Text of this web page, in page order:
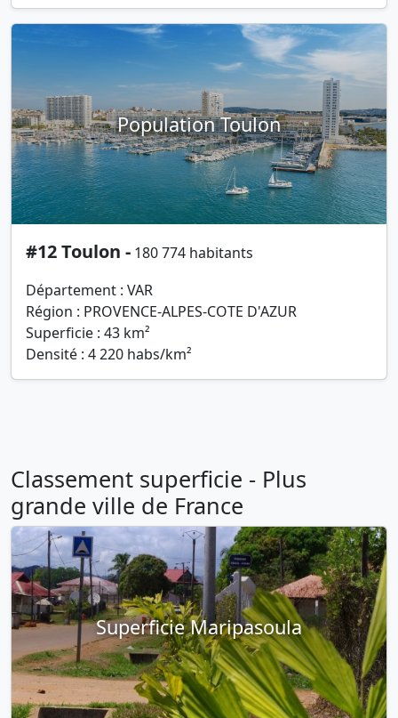
Population Toulon
#12 Toulon - 180 774 habitants
Département : VAR
Région : PROVENCE-ALPES-COTE D'AZUR
Superficie : 43 km²
Densité : 4 220 habs/km²
Classement superficie - Plus
grande ville de France
Superficie Maripasoula